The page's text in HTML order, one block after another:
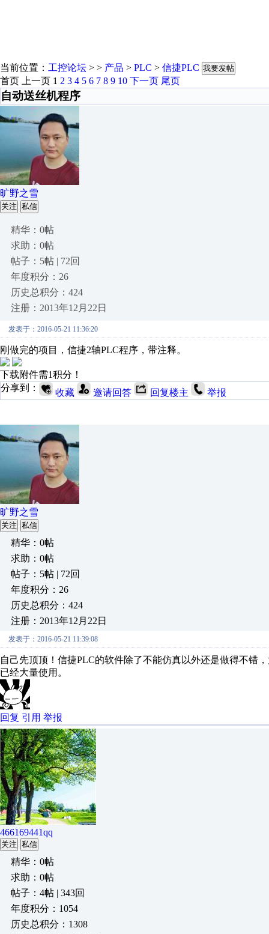
当前位置： 工控论坛 > > 产品 > PLC > 信捷PLC 我要发帖
首页 上一页 1 2 3 4 5 6 7 8 9 10 下一页 尾页
自动送丝机程序
旷野之雪
关注 私信
精华：0帖
求助：0帖
帖子：5帖 | 72回
年度积分：26
历史总积分：424
注册：2013年12月22日
发表于：2016-05-21 11:36:20
刚做完的项目，信捷2轴PLC程序，带注释。
下载附件需1积分！
分享到：
收藏 邀请回答 回复楼主 举报
旷野之雪
关注 私信
精华：0帖
求助：0帖
帖子：5帖 | 72回
年度积分：26
历史总积分：424
注册：2013年12月22日
发表于：2016-05-21 11:39:08
自己先顶顶！信捷PLC的软件除了不能仿真以外还是做得不错
已经大量使用。
回复 引用 举报
466169441qq
关注 私信
精华：0帖
求助：0帖
帖子：4帖 | 343回
年度积分：1054
历史总积分：1308